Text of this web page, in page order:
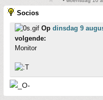
Socios
Op dinsdag 9
volgende:
Monitor